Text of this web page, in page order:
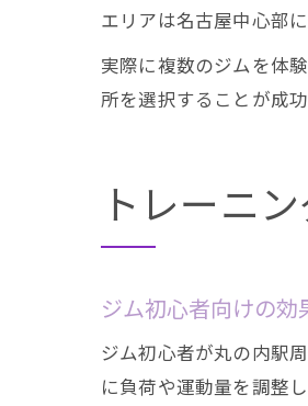
エリアは名古屋中心部
実際に複数のジムを体
所を選択することが成功
トレーニ
ジム初心者向けの
ジム初心者が丸の内駅
に負荷や運動量を調整